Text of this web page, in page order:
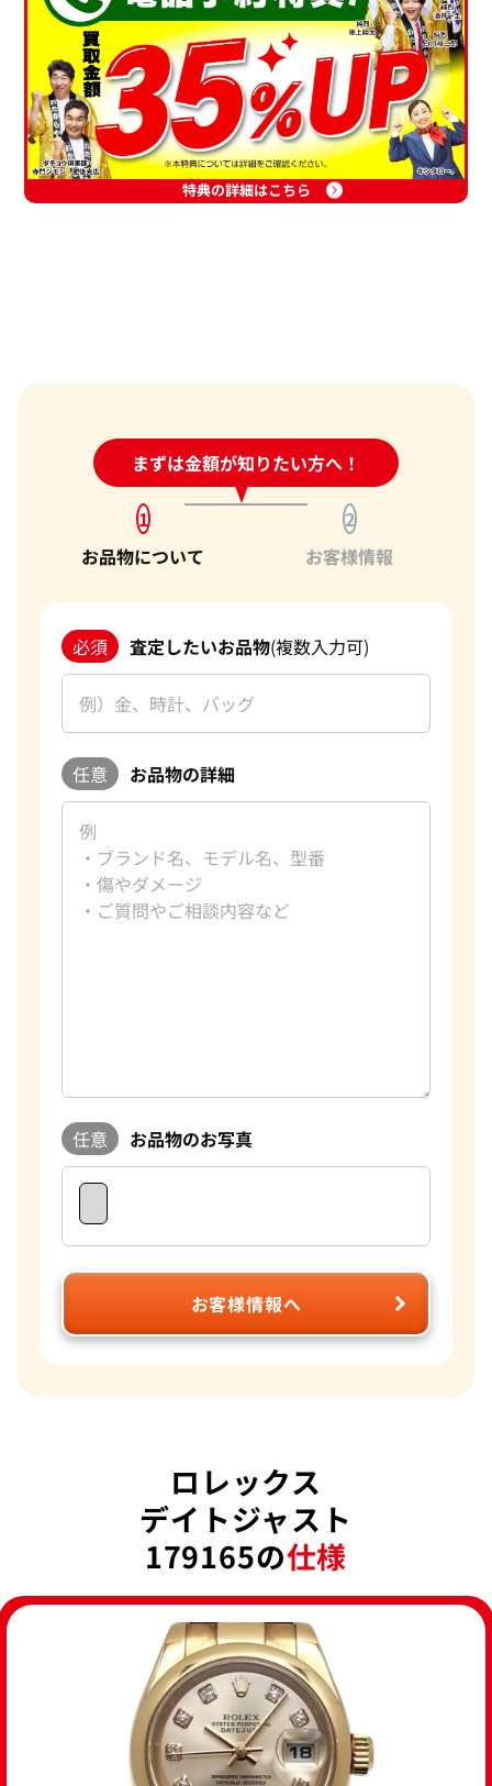
特典の詳細はこちら
まずは金額が知りたい方へ！
24時間受付中!問い合わせフォーム
1
お品物について
2
お客様情報
必須 査定したいお品物(複数入力可)
任意 お品物の詳細
任意 お品物のお写真
お客様情報へ
ロレックス
デイトジャスト
179165の仕様